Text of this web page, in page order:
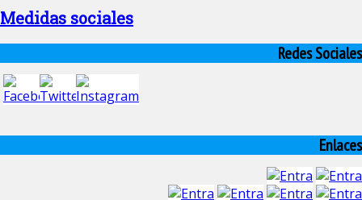
Medidas sociales
Redes Sociales
Enlaces